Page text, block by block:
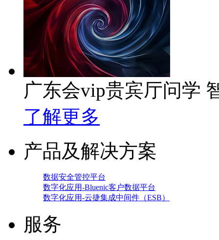
广东会vip贵宾厅问学
了解更多
产品及解决方案
数据安全管控平台
数字化应用-Bluenic客户数据平台
数字化应用-云捷集成中间件（ESB）
服务